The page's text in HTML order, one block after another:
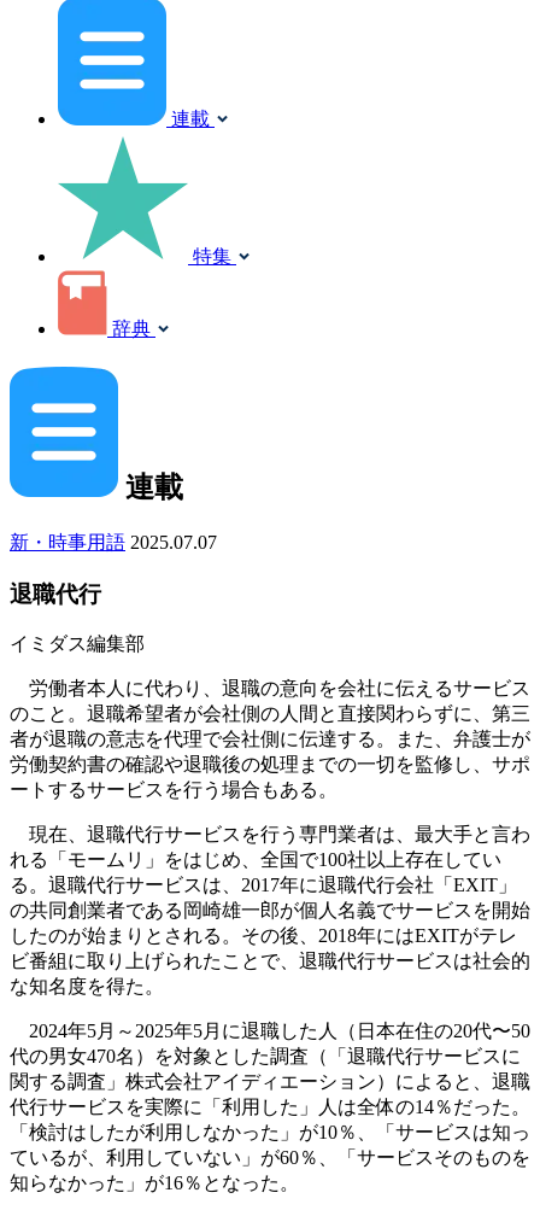
連載
特集
辞典
連載
新・時事用語 2025.07.07
退職代行
イミダス編集部
労働者本人に代わり、退職の意向を会社に伝えるサービス
のこと。退職希望者が会社側の人間と直接関わらずに、第三
者が退職の意志を代理で会社側に伝達する。また、弁護士が
労働契約書の確認や退職後の処理までの一切を監修し、サポ
ートするサービスを行う場合もある。
現在、退職代行サービスを行う専門業者は、最大手と言わ
れる「モームリ」をはじめ、全国で100社以上存在してい
る。退職代行サービスは、2017年に退職代行会社「EXIT」
の共同創業者である岡崎雄一郎が個人名義でサービスを開始
したのが始まりとされる。その後、2018年にはEXITがテレ
ビ番組に取り上げられたことで、退職代行サービスは社会的
な知名度を得た。
2024年5月～2025年5月に退職した人（日本在住の20代〜50
代の男女470名）を対象とした調査（「退職代行サービスに
関する調査」株式会社アイディエーション）によると、退職
代行サービスを実際に「利用した」人は全体の14％だった。
「検討はしたが利用しなかった」が10％、「サービスは知っ
ているが、利用していない」が60％、「サービスそのものを
知らなかった」が16％となった。